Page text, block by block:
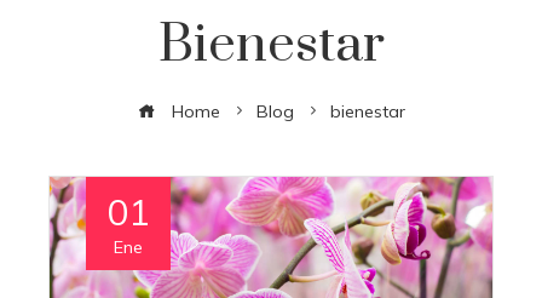
Bienestar
Home Blog bienestar
01
Ene